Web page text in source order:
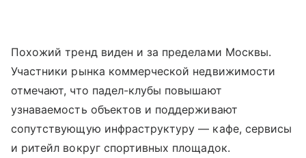
Похожий тренд виден и за пределами Москвы.
Участники рынка коммерческой недвижимости
отмечают, что падел-клубы повышают
узнаваемость объектов и поддерживают
сопутствующую инфраструктуру — кафе, сервисы
и ритейл вокруг спортивных площадок.